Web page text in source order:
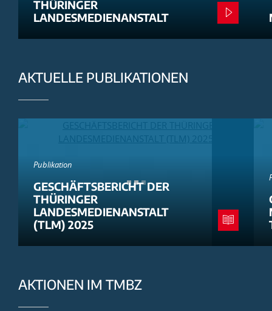
THÜRINGER
LANDESMEDIENANSTALT
AKTUELLE PUBLIKATIONEN
Publikation
GESCHÄFTSBERICHT DER
THÜRINGER
LANDESMEDIENANSTALT
(TLM) 2025
AKTIONEN IM TMBZ